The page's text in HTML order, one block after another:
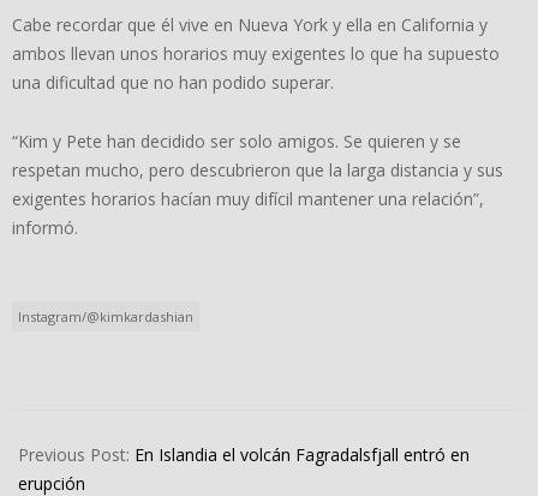
Cabe recordar que él vive en Nueva York y ella en California y
ambos llevan unos horarios muy exigentes lo que ha supuesto
una dificultad que no han podido superar.
“Kim y Pete han decidido ser solo amigos. Se quieren y se
respetan mucho, pero descubrieron que la larga distancia y sus
exigentes horarios hacían muy difícil mantener una relación”,
informó.
Instagram/@kimkardashian
08-
06
Previous Post: En Islandia el volcán Fagradalsfjall entró en
erupción